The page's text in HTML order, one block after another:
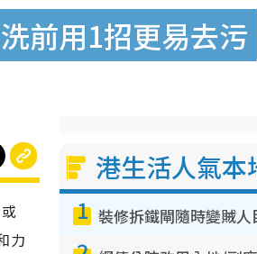
前用1招更易去污
力
港生活人氣本
1